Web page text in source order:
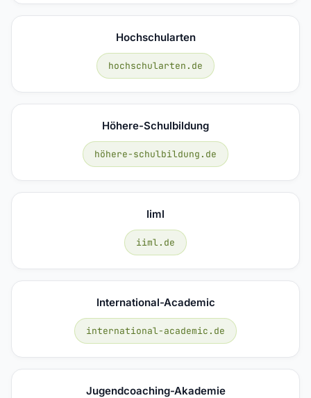
Hochschularten
hochschularten.de
Höhere-Schulbildung
höhere-schulbildung.de
Iiml
iiml.de
International-Academic
international-academic.de
Jugendcoaching-Akademie